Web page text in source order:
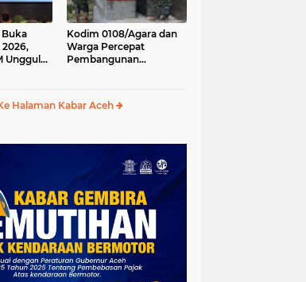
Buka
2026,
Unggul
Kodim 0108/Agara dan
Warga Percepat
Pembangunan
Halaman Kabar Aceh